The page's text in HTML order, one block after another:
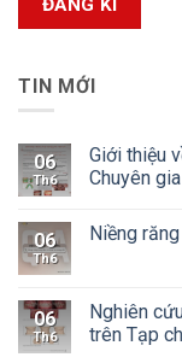
TIN MỚI
06
Th6
Giới thiệu
Chuyên
06
Th6
Niềng
06
Th6
Nghiên
trên Tạp